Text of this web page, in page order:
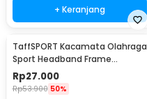
+ Keranjang
TaffSPORT Kacamata Olahraga
Sport Headband Frame
Glasses - 9833
Rp27.000
Rp53.900 50%